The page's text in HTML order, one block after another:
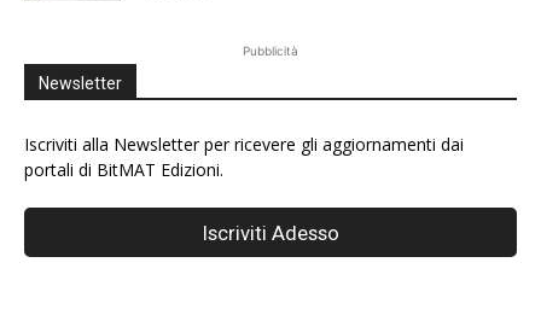
Pubblicità
Newsletter
Iscriviti alla Newsletter per ricevere gli aggiornamenti dai
portali di BitMAT Edizioni.